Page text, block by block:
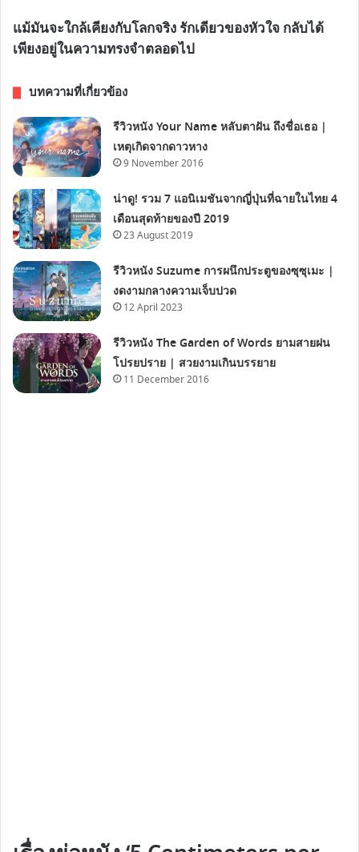
แม้มันจะใกล้เคียงกับโลกจริง รักเดียวของหัวใจ กลับได้
เพียงอยู่ในความทรงจำตลอดไป
บทความที่เกี่ยวข้อง
รีวิวหนัง Your Name หลับตาฝัน ถึงชื่อเธอ |
เหตุเกิดจากดาวหาง
9 November 2016
น่าดู! รวม 7 แอนิเมชันจากญี่ปุ่นที่ฉายในไทย 4
เดือนสุดท้ายของปี 2019
23 August 2019
รีวิวหนัง Suzume การผนึกประตูของซุซุเมะ |
งดงามกลางความเจ็บปวด
12 April 2023
รีวิวหนัง The Garden of Words ยามสายฝน
โปรยปราย | สวยงามเกินบรรยาย
11 December 2016